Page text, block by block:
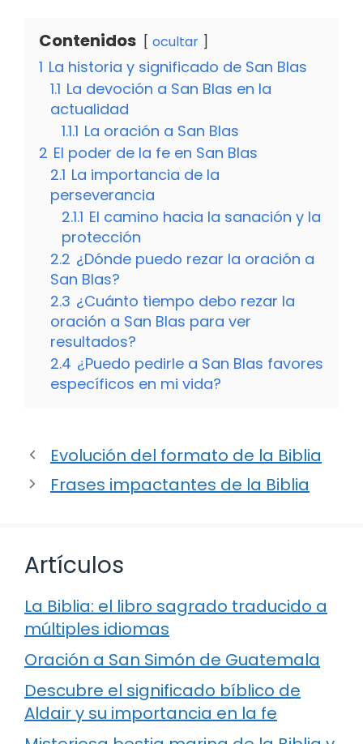
Contenidos ocultar
1 La historia y significado de San Blas
1.1 La devoción a San Blas en la
actualidad
1.1.1 La oración a San Blas
2 El poder de la fe en San Blas
2.1 La importancia de la
perseverancia
2.1.1 El camino hacia la sanación y la
protección
2.2 ¿Dónde puedo rezar la oración a
San Blas?
2.3 ¿Cuánto tiempo debo rezar la
oración a San Blas para ver
resultados?
2.4 ¿Puedo pedirle a San Blas favores
específicos en mi vida?
Evolución del formato de la Biblia
Frases impactantes de la Biblia
Artículos
La Biblia: el libro sagrado traducido a
múltiples idiomas
Oración a San Simón de Guatemala
Descubre el significado bíblico de
Aldair y su importancia en la fe